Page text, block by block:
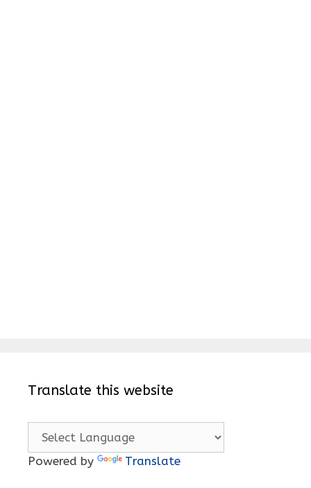
Translate this website
Powered by Translate